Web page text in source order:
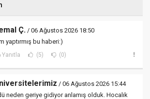
Ç. / 06 Ağustos 2026 18:50
yaptırmış bu haberi:)
Yanıtla (5) (0)
/ 06 Ağustos 2026 15:44
neden geriye gidiyor anlamış olduk. Hocalık